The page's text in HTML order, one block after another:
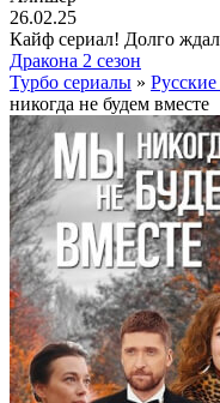
26.02.25
Кайф сериал! Долго
Дракона 2 сезон
Турбо сериалы »
никогда не будем вместе